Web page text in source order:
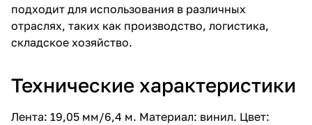
подходит для использования в различных
отраслях, таких как производство, логистика,
складское хозяйство.
Технические характеристики
Лента: 19,05 мм/6,4 м. Материал: винил. Цвет: